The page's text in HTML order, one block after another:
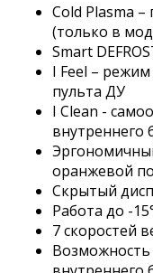
Cold Plasma
(только в
Smart
I Feel –
пульта ДУ
I Clean -
внутреннего
оранжевой
Скрытый
Работа до -
7 скоростей
Возможность